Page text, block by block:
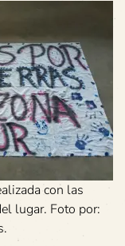
con las
lugar. Foto por: